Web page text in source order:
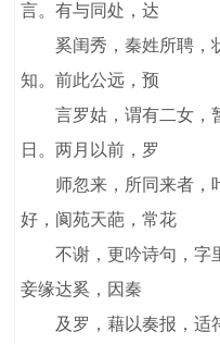
言。有与同处，达
奚闺秀，秦姓所聘，
知。前此公远，预
言罗姑，谓有二女，
日。两月以前，罗
师忽来，所同来者，
好，阆苑天葩，常花
不谢，更吟诗句，字里
妾缘达奚，因秦
及罗，藉以奏报，适符